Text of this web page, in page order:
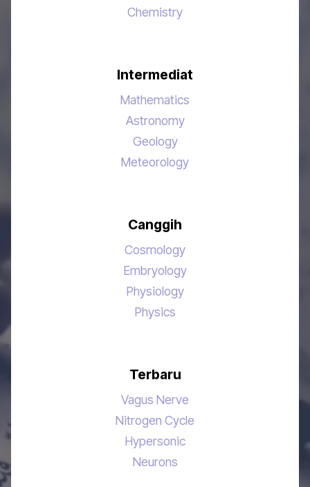
Chemistry
Intermediat
Mathematics
Astronomy
Geology
Meteorology
Canggih
Cosmology
Embryology
Physiology
Physics
Terbaru
Vagus Nerve
Nitrogen Cycle
Hypersonic
Neurons